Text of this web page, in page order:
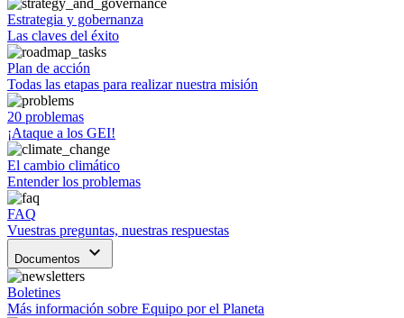
Estrategia y gobernanza
Las claves del éxito
Plan de acción
Todas las etapas para realizar nuestra misión
20 problemas
¡Ataque a los GEI!
El cambio climático
Entender los problemas
FAQ
Vuestras preguntas, nuestras respuestas
Documentos keyboard_arrow_down
Boletines
Más información sobre Equipo por el Planeta